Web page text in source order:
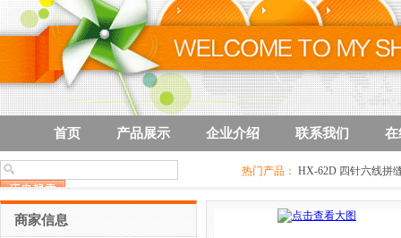
首页 产品展示 企业介绍 联系我们 在
热门产品： HX-62D 四针六线拼
商家信息